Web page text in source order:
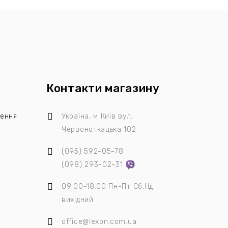
Контакти магазину
Україна, м Київ вул.
Червоноткацька 102
(095) 592-05-78
(098) 293-02-31
09:00-18:00 Пн-Пт Сб,Нд:
вихідний
office@lexon.com.ua